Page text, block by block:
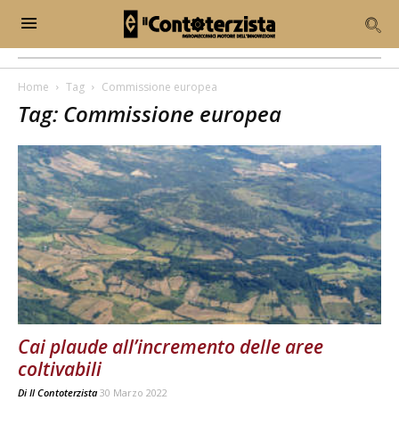
Home Tag Commissione europea
Tag: Commissione europea
Cai plaude all’incremento delle aree
coltivabili
Di Il Contoterzista 30 Marzo 2022